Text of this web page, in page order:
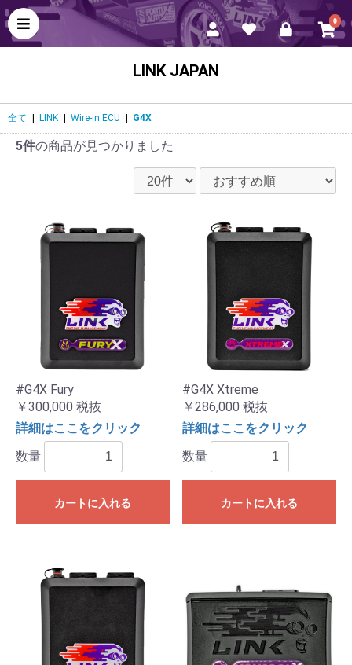
0
LINK JAPAN
全て LINK Wire-in ECU G4X
5件の商品が見つかりました
#G4X Fury
￥300,000 税抜
詳細はここをクリック
数量
カートに入れる
#G4X Xtreme
￥286,000 税抜
詳細はここをクリック
数量
カートに入れる